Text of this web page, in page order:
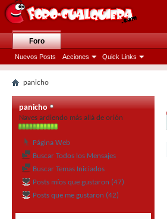
Foro
Nuevos Posts Acciones Quick Links
panicho
panicho
Naves ardiendo más allá de orión
Página Web
Buscar Todos los Mensajes
Buscar Temas Iniciados
Posts míos que gustaron (47)
Posts que me gustaron (42)